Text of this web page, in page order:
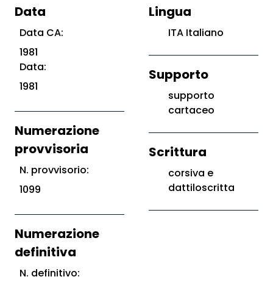
Data
Data CA:
1981
Data:
1981
Numerazione
provvisoria
N. provvisorio:
1099
Numerazione
definitiva
N. definitivo:
Lingua
ITA Italiano
Supporto
supporto
cartaceo
Scrittura
corsiva e
dattiloscritta